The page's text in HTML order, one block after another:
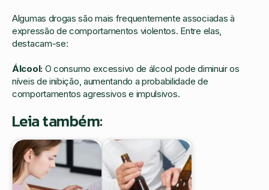
Algumas drogas são mais frequentemente associadas à
expressão de comportamentos violentos. Entre elas,
destacam-se:
Álcool:O consumo excessivo de álcool pode diminuir os
níveis de inibição, aumentando a probabilidade de
comportamentos agressivos e impulsivos.
Leia também: